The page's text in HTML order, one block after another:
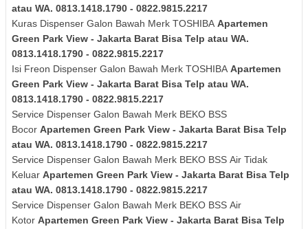
atau WA. 0813.1418.1790 - 0822.9815.2217
Kuras Dispenser Galon Bawah Merk TOSHIBA Apartemen
Green Park View - Jakarta Barat Bisa Telp atau WA.
0813.1418.1790 - 0822.9815.2217
Isi Freon Dispenser Galon Bawah Merk TOSHIBA Apartemen
Green Park View - Jakarta Barat Bisa Telp atau WA.
0813.1418.1790 - 0822.9815.2217
Service Dispenser Galon Bawah Merk BEKO BSS
Bocor Apartemen Green Park View - Jakarta Barat Bisa Telp
atau WA. 0813.1418.1790 - 0822.9815.2217
Service Dispenser Galon Bawah Merk BEKO BSS Air Tidak
Keluar Apartemen Green Park View - Jakarta Barat Bisa Telp
atau WA. 0813.1418.1790 - 0822.9815.2217
Service Dispenser Galon Bawah Merk BEKO BSS Air
Kotor Apartemen Green Park View - Jakarta Barat Bisa Telp